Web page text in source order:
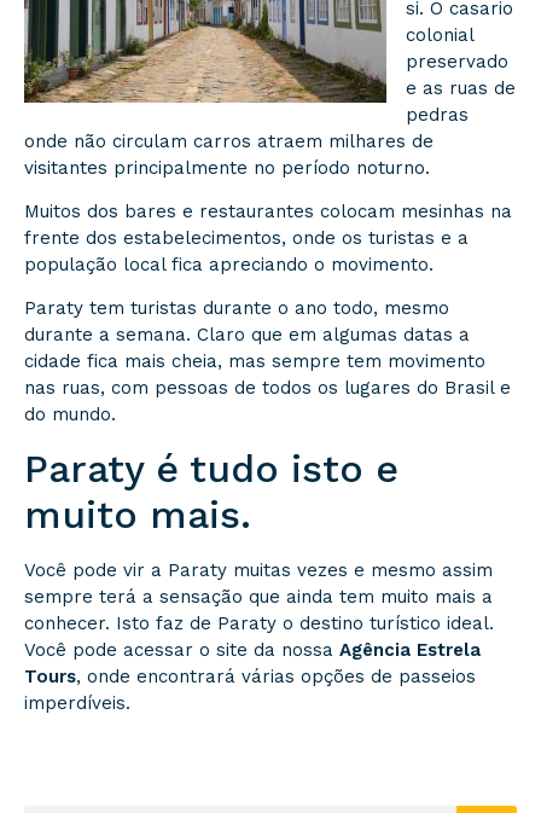
si. O casario
colonial
preservado
e as ruas de
pedras
onde não circulam carros atraem milhares de
visitantes principalmente no período noturno.
Muitos dos bares e restaurantes colocam mesinhas na
frente dos estabelecimentos, onde os turistas e a
população local fica apreciando o movimento.
Paraty tem turistas durante o ano todo, mesmo
durante a semana. Claro que em algumas datas a
cidade fica mais cheia, mas sempre tem movimento
nas ruas, com pessoas de todos os lugares do Brasil e
do mundo.
Paraty é tudo isto e
muito mais.
Você pode vir a Paraty muitas vezes e mesmo assim
sempre terá a sensação que ainda tem muito mais a
conhecer. Isto faz de Paraty o destino turístico ideal.
Você pode acessar o site da nossa Agência Estrela
Tours, onde encontrará várias opções de passeios
imperdíveis.